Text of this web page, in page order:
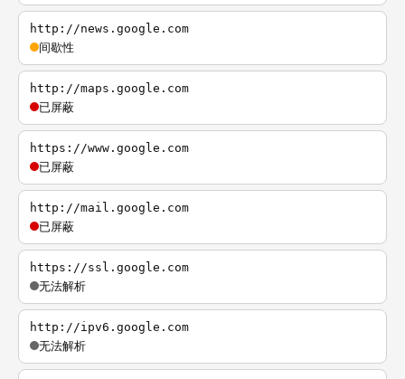
http://news.google.com
间歇性
http://maps.google.com
已屏蔽
https://www.google.com
已屏蔽
http://mail.google.com
已屏蔽
https://ssl.google.com
无法解析
http://ipv6.google.com
无法解析